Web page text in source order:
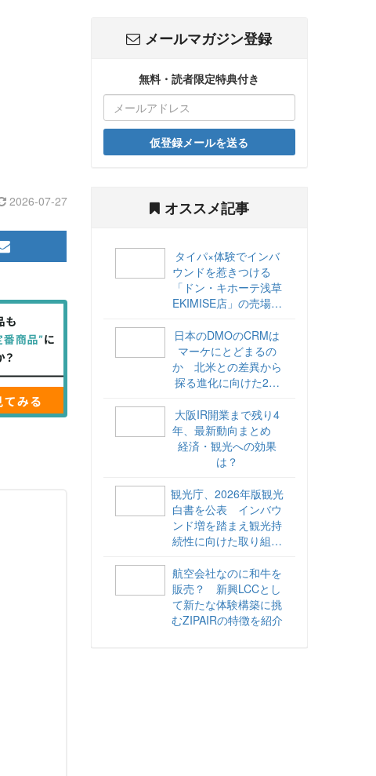
2026-07-27
メ
マ
ガ
登
録
す
メールマガジン登録
無料・読者限定特典付き
仮登録メールを送る
オススメ記事
タイパ×体験でインバ
ウンドを惹きつける
「ドン・キホーテ浅草
EKIMISE店」の売場づ
日本のDMOのCRMは
マーケにとどまるの
か 北米との差異から
探る進化に向けた2ス
海外DMOのリアル
vol.6】
大阪IR開業まで残り4
年、最新動向まとめ
経済・観光への効果
は？
観光庁、2026年版観光
白書を公表 インバウ
ンド増を踏まえ観光持
続性に向けた取り組み
航空会社なのに和牛を
販売？ 新興LCCとし
て新たな体験構築に挑
むZIPAIRの特徴を紹介